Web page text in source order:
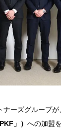
ーズグループ
」） への加盟